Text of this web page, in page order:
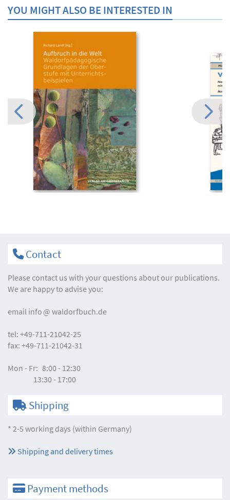
YOU MIGHT ALSO BE INTERESTED IN
Contact
Please contact us with your questions about our publications.
We are happy to advise you:
email info waldorfbuch.de
tel: +49-711-21042-25
fax: +49-711-21042-31
Mon - Fr: 8:00 - 12:30
13:30 - 17:00
Shipping
* 2-5 working days (within Germany)
Shipping and delivery times
Payment methods